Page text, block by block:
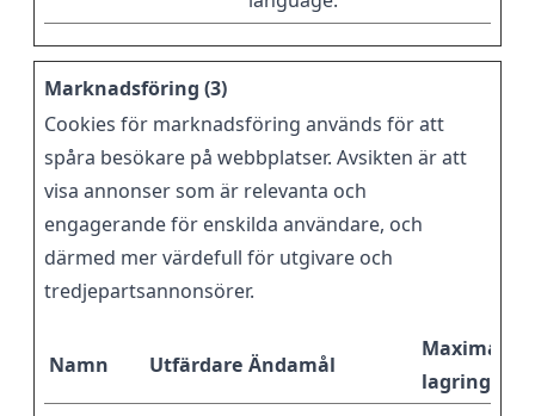
Marknadsföring (3)
Cookies för marknadsföring används för att
spåra besökare på webbplatser. Avsikten är att
visa annonser som är relevanta och
engagerande för enskilda användare, och
därmed mer värdefull för utgivare och
tredjepartsannonsörer.
Namn Utfärdare Ändamål
Maximal
lagringstid